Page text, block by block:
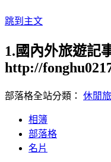
跳到主文
1.國內外旅遊記
http://
部落格全站分類： 休閒
相簿
部落格
名片